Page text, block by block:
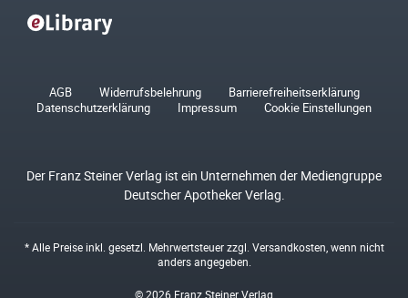
AGB Widerrufsbelehrung
Barrierefreiheitserklärung
Datenschutzerklärung
Impressum Cookie Einstellungen
Der Franz Steiner Verlag ist ein Unternehmen der Mediengruppe
Deutscher Apotheker Verlag.
* Alle Preise inkl. gesetzl. Mehrwertsteuer zzgl. Versandkosten , wenn nicht
anders angegeben.
© 2026 Franz Steiner Verlag